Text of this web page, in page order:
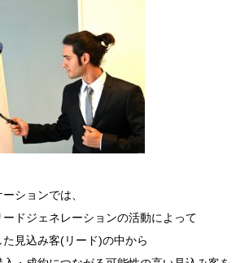
ションでは、
ードジェネレーションの活動によって
見込み客(リード)の中から